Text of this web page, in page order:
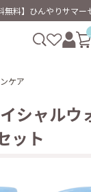
無料】ひんやりサマー
ケア
シャルウ
ット